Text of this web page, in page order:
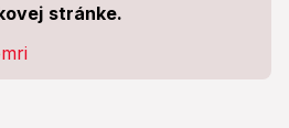
stránke.